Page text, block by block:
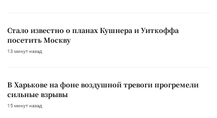
Стало известно о планах Кушнера и Уиткоффа
посетить Москву
13 минут назад
В Харькове на фоне воздушной тревоги прогремели
сильные взрывы
15 минут назад